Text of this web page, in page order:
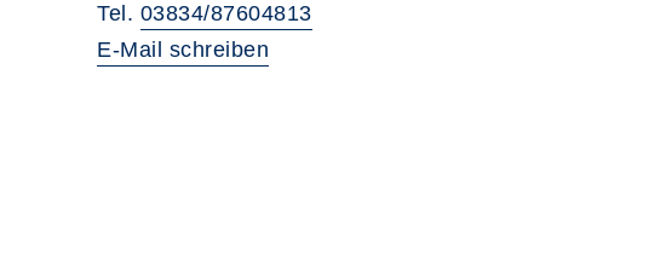
Tel. 03834/87604813
E-Mail schreiben